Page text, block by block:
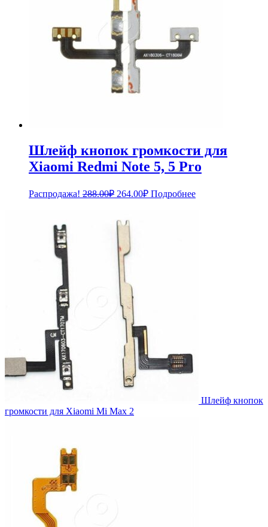
Шлейф кнопок громкости для
Xiaomi Redmi Note 5, 5 Pro
Распродажа! 288.00₽ Первоначальная
288.00₽.
264.00₽Текущая
цена:
Подробнее
Шлейф кнопок
громкости для Xiaomi Mi Max 2